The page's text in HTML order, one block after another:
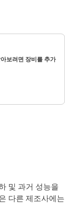
보려면 장비를 추가
및 과거 성능을
다른 제조사에는